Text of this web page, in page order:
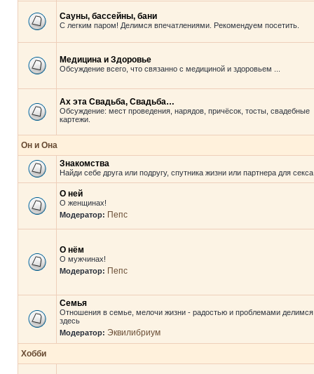
Сауны, бассейны, бани
С легким паром! Делимся впечатлениями. Рекомендуем посетить.
Медицина и Здоровье
Обсуждение всего, что связанно с медициной и здоровьем ...
Ах эта Свадьба, Свадьба…
Обсуждение: мест проведения, нарядов, причёсок, тосты, свадебные
картежи.
Он и Она
Знакомства
Найди себе друга или подругу, спутника жизни или партнера для
О ней
О женщинах!
Модератор: Пепс
О нём
О мужчинах!
Модератор: Пепс
Семья
Отношения в семье, мелочи жизни - радостью и проблемами делимся
здесь
Модератор: Эквилибриум
Хобби